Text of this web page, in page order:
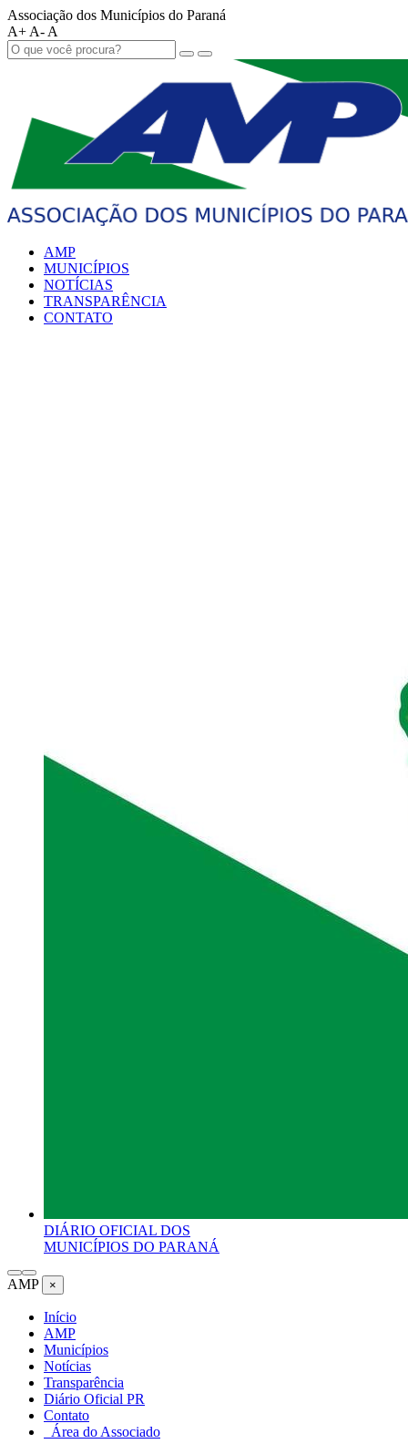
Associação dos Municípios do Paraná
A+ A- A
AMP
MUNICÍPIOS
NOTÍCIAS
TRANSPARÊNCIA
CONTATO
DIÁRIO OFICIAL DOS
MUNICÍPIOS DO PARANÁ
AMP ×
Início
AMP
Municípios
Notícias
Transparência
Diário Oficial PR
Contato
Área do Associado